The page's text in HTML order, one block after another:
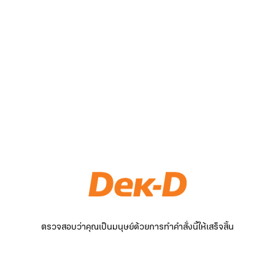
ตรวจสอบว่าคุณเป็นมนุษย์ด้วยการทำคำสั่งนี้ให้เสร็จสิ้น